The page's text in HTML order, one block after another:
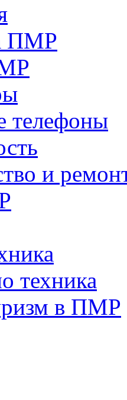
ПМР
телефоны
и
техника
в ПМР